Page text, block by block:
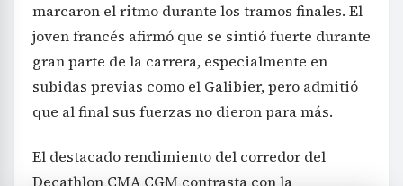
marcaron el ritmo durante los tramos finales. El
joven francés afirmó que se sintió fuerte durante
gran parte de la carrera, especialmente en
subidas previas como el Galibier, pero admitió
que al final sus fuerzas no dieron para más.
El destacado rendimiento del corredor del
Decathlon CMA CGM contrasta con la